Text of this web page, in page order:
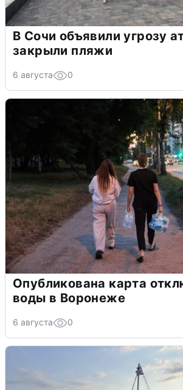
В Сочи объявили угрозу
закрыли пляжи
6 августа 0
Опубликована карта
воды в Воронеже
6 августа 0